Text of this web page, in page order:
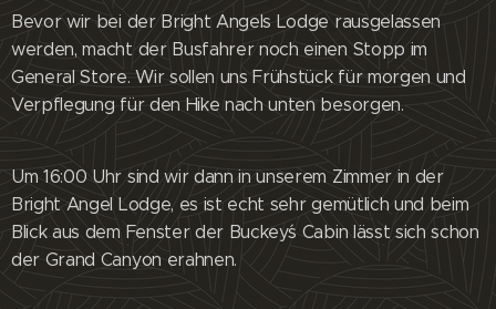
Bevor wir bei der Bright Angels Lodge rausgelassen
werden, macht der Busfahrer noch einen Stopp im
General Store. Wir sollen uns Frühstück für morgen und
Verpflegung für den Hike nach unten besorgen.
Um 16:00 Uhr sind wir dann in unserem Zimmer in der
Bright Angel Lodge, es ist echt sehr gemütlich und beim
Blick aus dem Fenster der Buckey´s Cabin lässt sich schon
der Grand Canyon erahnen.